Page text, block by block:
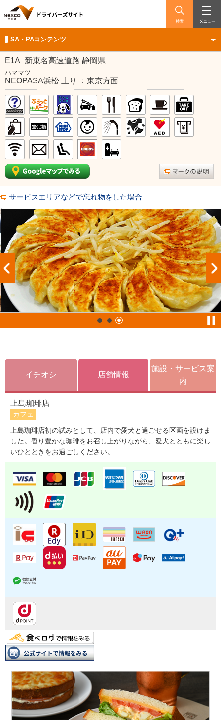
検索 メニュー
SA・PAコンテンツ
E1A 新東名高速道路 静岡県
ハママツ
NEOPASA浜松 上り ：東京方面
サービスエリアなどで忘れ物をした場合
イチオシ 店舗情報
施設・サービス案
内
上島珈琲店
カフェ
上島珈琲店初の試みとして、店内で愛犬と過ごせる区画を設けま
した。香り豊かな珈琲をお召し上がりながら、愛犬とともに楽し
いひとときをお過ごしください。